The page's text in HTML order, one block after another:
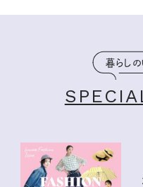
暮らしの